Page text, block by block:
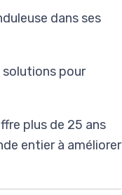
dans ses
pour
plus de 25 ans
entier à améliorer